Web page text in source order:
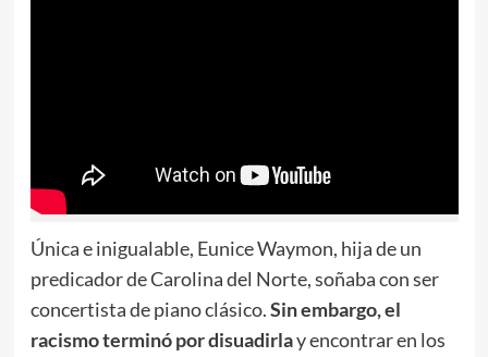
Única e inigualable, Eunice Waymon, hija de un
predicador de Carolina del Norte, soñaba con ser
concertista de piano clásico.Sin embargo, el
racismo terminó por disuadirlay encontrar en los